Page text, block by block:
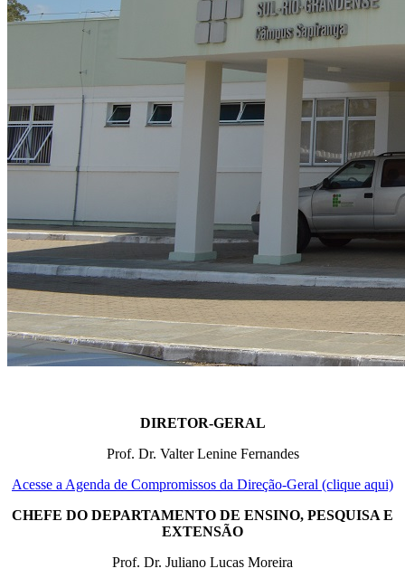
DIRETOR-GERAL
Prof. Dr. Valter Lenine Fernandes
Acesse a Agenda de Compromissos da Direção-Geral (clique aqui)
CHEFE DO DEPARTAMENTO DE ENSINO, PESQUISA E
EXTENSÃO
Prof. Dr. Juliano Lucas Moreira